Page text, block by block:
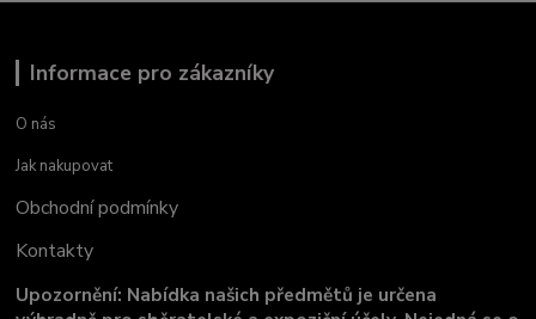
Informace pro zákazníky
O nás
Jak nakupovat
Obchodní podmínky
Kontakty
Upozornění: Nabídka našich předmětů je určena